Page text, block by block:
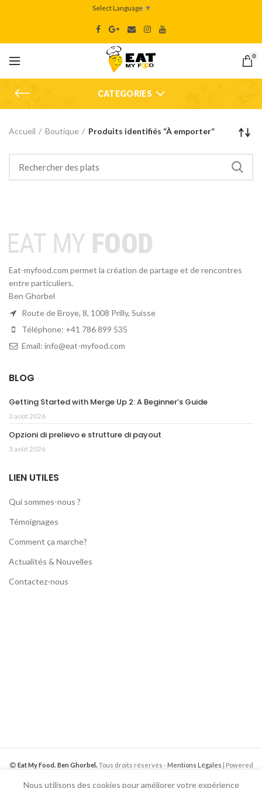
Select Language ▼
0
CATEGORIES
Accueil Boutique Produits identifiés “À emporter”
Eat-myfood.com permet la création de partage et de rencontres
entre particuliers.
Ben Ghorbel
Route de Broye, 8, 1008 Prilly, Suisse
Téléphone: +41 786 899 535
Email: info@eat-myfood.com
BLOG
Getting Started with Merge Up 2: A Beginner’s Guide
3 août 2026
Opzioni di prelievo e strutture di payout
3 août 2026
LIEN UTILES
Qui sommes-nous ?
Témoignages
Comment ça marche?
Actualités & Nouvelles
Contactez-nous
Eat My Food. Ben Ghorbel. Tous droits réservés -Mentions Légales | Powered
Nous utilisons des cookies pour améliorer votre expérience